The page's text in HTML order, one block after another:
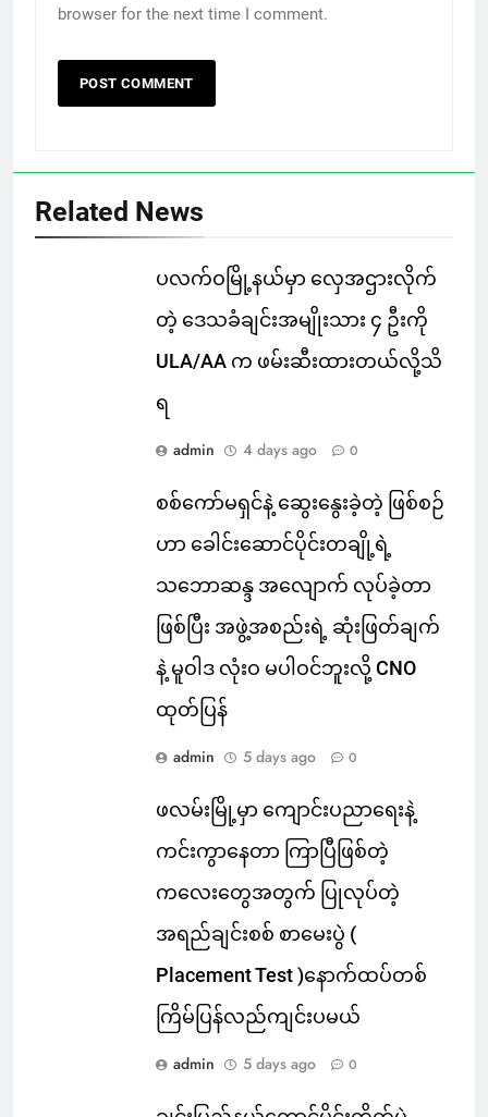
browser for the next time I comment.
Related News
ပလက်ဝမြို့နယ်မှာ လှေအဌားလိုက်
တဲ့ ဒေသခံချင်းအမျိုးသား ၄ ဦးကို
ULA/AA က ဖမ်းဆီးထားတယ်လို့သိ
ရ
admin 4 days ago 0
စစ်ကော်မရှင်နဲ့ ဆွေးနွေးခဲ့တဲ့ ဖြစ်စဉ်
ဟာ ခေါင်းဆောင်ပိုင်းတချို့ရဲ့
သဘောဆန္ဒ အလျောက် လုပ်ခဲ့တာ
ဖြစ်ပြီး အဖွဲ့အစည်းရဲ့ ဆုံးဖြတ်ချက်
နဲ့ မူဝါဒ လုံးဝ မပါဝင်ဘူးလို့ CNO
ထုတ်ပြန်
admin 5 days ago 0
ဖလမ်းမြို့မှာ ကျောင်းပညာရေးနဲ့
ကင်းကွာနေတာ ကြာပြီဖြစ်တဲ့
ကလေးတွေအတွက် ပြုလုပ်တဲ့
အရည်ချင်းစစ် စာမေးပွဲ (
Placement Test )နောက်ထပ်တစ်
ကြိမ်ပြန်လည်ကျင်းပမယ်
admin 5 days ago 0